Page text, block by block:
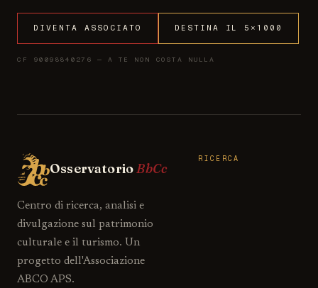
DIVENTA ASSOCIATO DESTINA IL 5×1000
CF 90098840276 — A TE NON COSTA NULLA
OsservatorioBbCc
Centro di ricerca, analisi e
divulgazione sul patrimonio
culturale e il turismo. Un
progetto dell'Associazione
ABCO APS.
RICERCA